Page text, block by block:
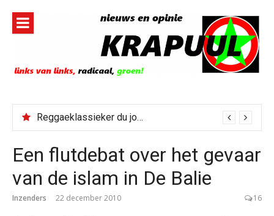
inhoud
Reggaeklassieker du jour: Revolution
Een flutdebat over het gevaar
van de islam in De Balie
Inzenders 22 december 2010 16